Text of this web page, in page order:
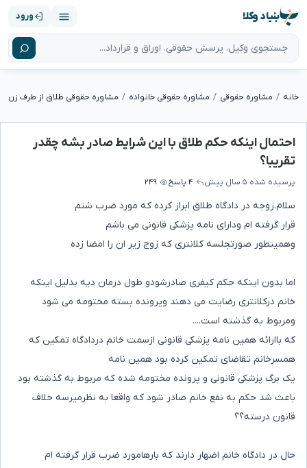
بنیاد وکلا ورود
خانه مشاوره حقوقی مشاوره حقوقی خانواده مشاوره حقوقی طلاق از طرف زن
احتمال اینکه حکم طلاق با این شرایط صادر بشه چقدر
تقریبا؟
پرسیده شده ۵ سال پیش ۴ پاسخ ۲۴۹
سلام.زوجه در دادگاه طلاق ابراز کرده که مورد ضرب شتم
قرار گرفته ام ودارای نامه پزشکی قانونی می باشم
وهمینطور صورتجلسه کلانتری که زوج زیر ان را امضا زده
اما بدون اینکه حکم کیفری صادرشودو طول درمان دیه بدلیل اینکه
خانم درکلانتری رضایت می دهند وپرونده بسته مختومه می شود
ومربوط به گذشته است....
که باارائه همین نامه پزشکی قانونی ازسمت خانم دردادگاه تمکین که
همسرخانم تقاضای تمکین کرده بود همین نامه
یک برگ پزشکی قانونی و پرونده مختومه شده که مربوط به گذشته بود
باعث شد حکم به نفع خانم صادر شود که واقعا به نظرمیرسه خلاف
قانون درسته؟؟
حال در دادگاه خانم اضهار دارند که بارهامورد ضرب قرار گرفته ام